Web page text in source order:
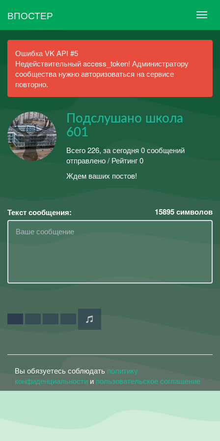
ВПОСТЕР
Ошибка VK API #5
Недействительный access_token! Администратору
сообщества нужно авторизоваться на сервисе
повторно.
Подслушано школа
601
Всего 226, за сегодня 0 сообщений
отправлено / Рейтинг 0
Ждем ваших постов!
Текст сообщения: 15895символов
Вы обязуетесь соблюдать политику
конфиденциальности и пользовательское соглашение